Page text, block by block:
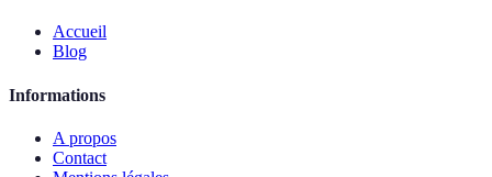
Accueil
Blog
Informations
A propos
Contact